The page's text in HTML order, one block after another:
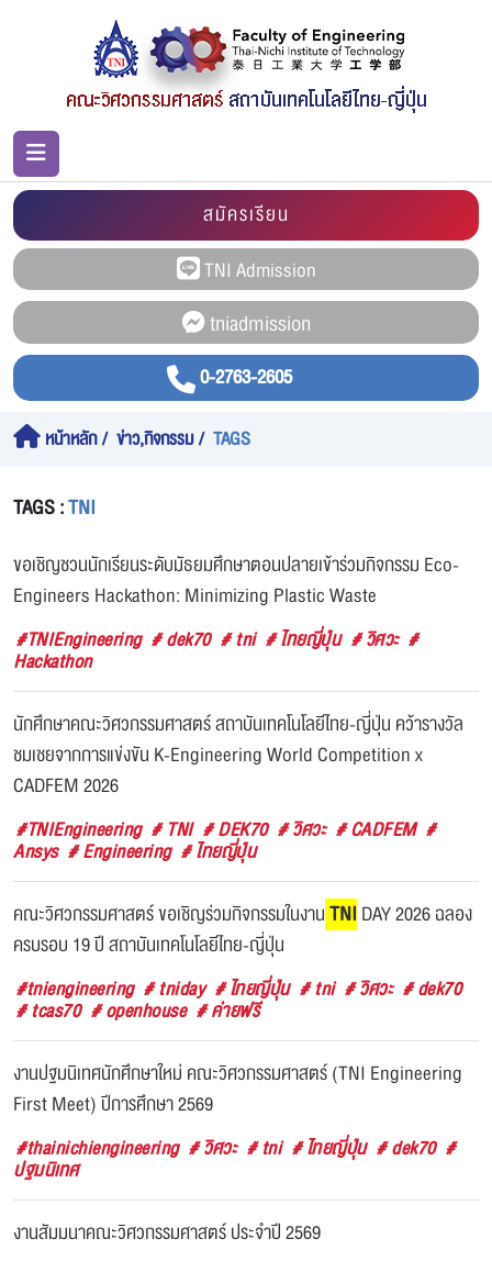
0-2763-2605
สมัครเรียน
หน้าหลัก ข่าว,กิจกรรม TAGS
TAGS :TNI
ขอเชิญชวนนักเรียนระดับมัธยมศึกษาตอนปลายเข้าร่วมกิจกรรม Eco-
Engineers Hackathon: Minimizing Plastic Waste
#TNIEngineering # dek70 # tni # ไทยญี่ปุ่น # วิศวะ #
Hackathon
นักศึกษาคณะวิศวกรรมศาสตร์ สถาบันเทคโนโลยีไทย-ญี่ปุ่น คว้ารางวัล
ชมเชยจากการแข่งขัน K-Engineering World Competition x
CADFEM 2026
#TNIEngineering # TNI # DEK70 # วิศวะ # CADFEM #
Ansys # Engineering # ไทยญี่ปุ่น
คณะวิศวกรรมศาสตร์ ขอเชิญร่วมกิจกรรมในงานTNI DAY 2026 ฉลอง
ครบรอบ 19 ปี สถาบันเทคโนโลยีไทย-ญี่ปุ่น
#tniengineering # tniday # ไทยญี่ปุ่น # tni # วิศวะ # dek70
# tcas70 # openhouse # ค่ายฟรี
งานปฐมนิเทศนักศึกษาใหม่ คณะวิศวกรรมศาสตร์ (TNI Engineering
First Meet) ปีการศึกษา 2569
#thainichiengineering # วิศวะ # tni # ไทยญี่ปุ่น # dek70 #
ปฐมนิเทศ
งานสัมมนาคณะวิศวกรรมศาสตร์ ประจำปี 2569